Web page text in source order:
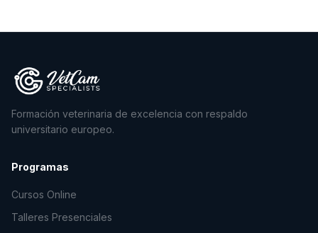
Formación veterinaria de excelencia con respaldo
universitario europeo.
Programas
Cursos Online
Talleres Presenciales